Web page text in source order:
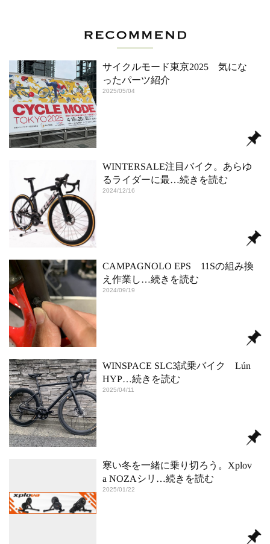
サイクルモード東京2025 気にな
ったパーツ紹介
2025/05/04
WINTERSALE注目バイク。あらゆ
るライダーに最…続きを読む
2024/12/16
CAMPAGNOLO EPS 11Sの組み換
え作業し …続きを読む
2024/09/19
WINSPACE SLC3試乗バイク Lún
HYP…続きを読む
2025/04/11
寒い冬を一緒に乗り切ろう。Xplov
a NOZAシリ …続きを読む
2025/01/22